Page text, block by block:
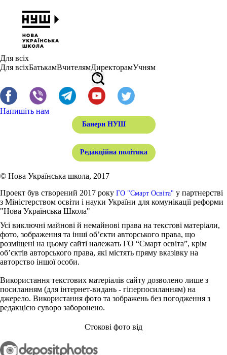
Для всіх
Для всіхБатькамВчителямДиректорамУчням
Напишіть нам
Банери НУШ
Редакційна політика
© Нова Українська школа, 2017
Проект був створений 2017 року ГО "Смарт Освіта" у партнерстві
з Міністерством освіти і науки України для комунікації реформи
"Нова Українська Школа"
Усі виключні майнові й немайнові права на текстові матеріали,
фото, зображення та інші об’єкти авторського права, що
розміщені на цьому сайті належать ГО “Смарт освіта”, крім
об’єктів авторського права, які містять пряму вказівку на
авторство іншої особи.
Використання текстових матеріалів сайту дозволено лише з
посиланням (для інтернет-видань - гіперпосиланням) на
джерело. Використання фото та зображень без погодження з
редакцією суворо заборонено.
Стокові фото від